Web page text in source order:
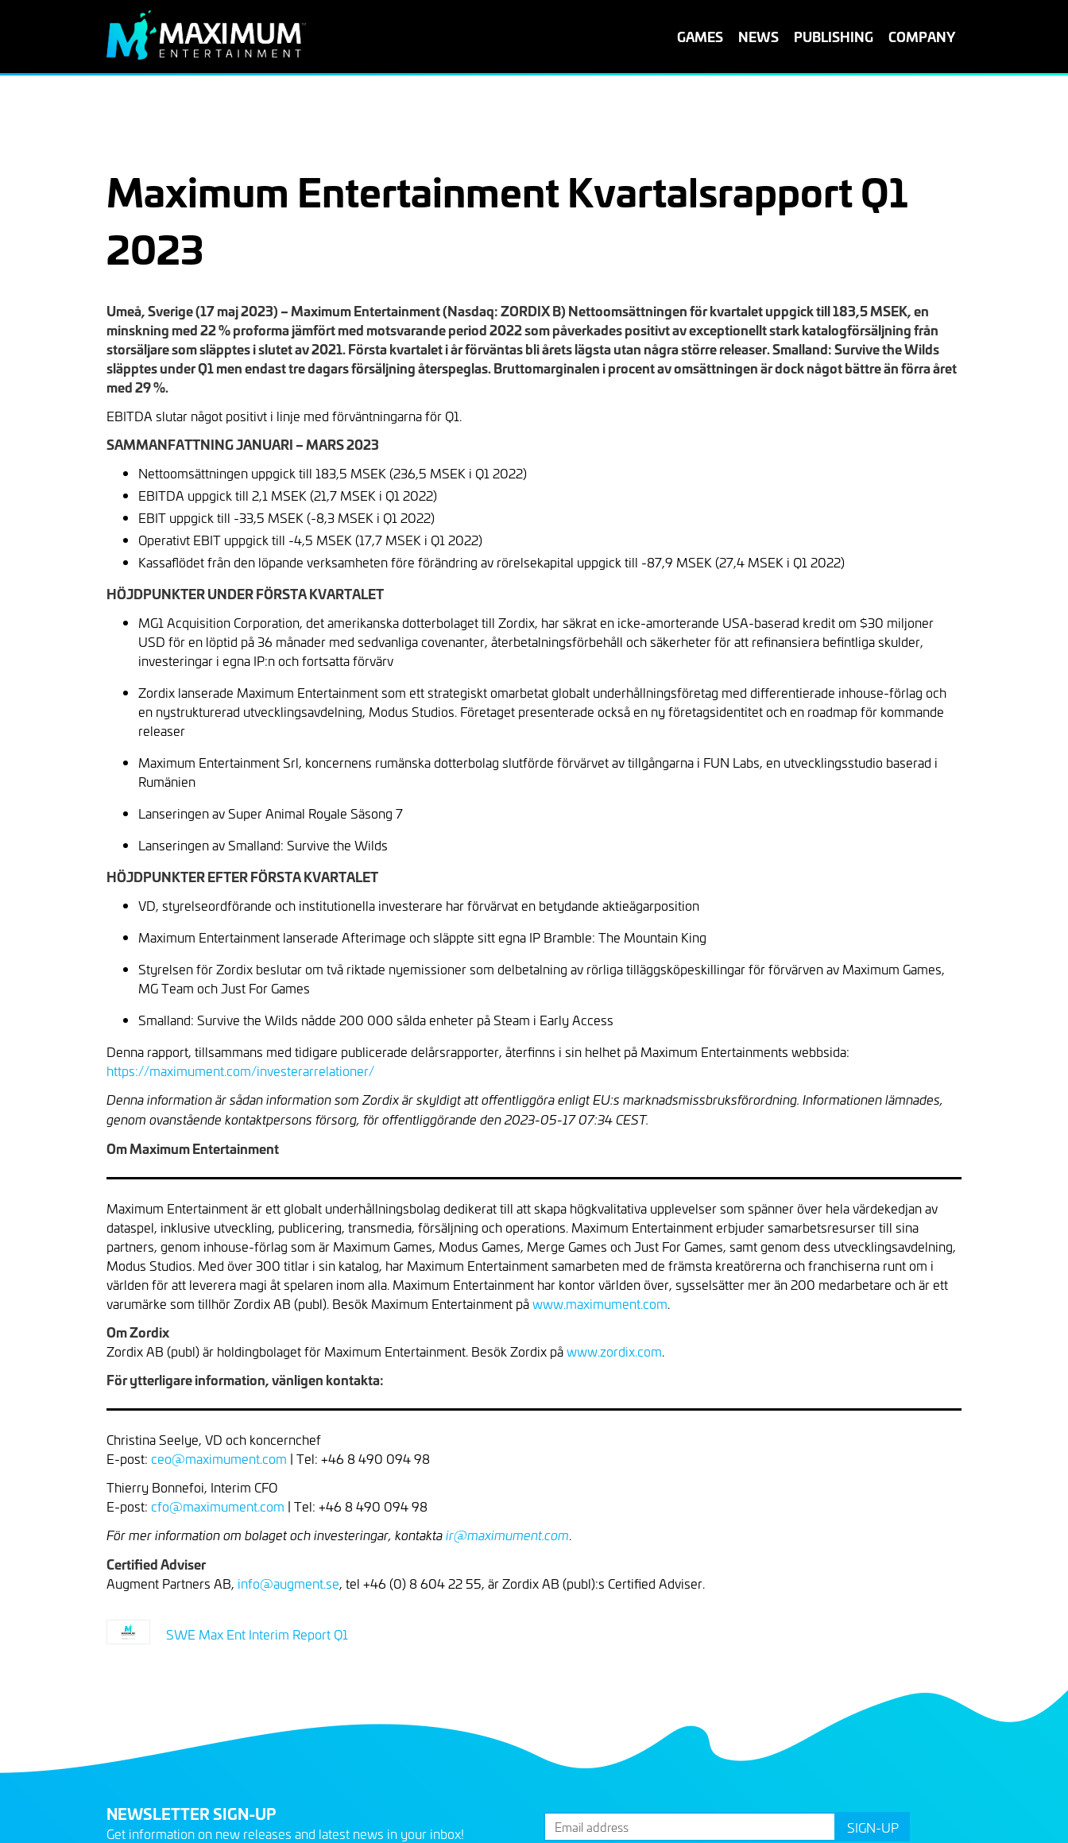
GAMES NEWS PUBLISHING COMPANY
Maximum Entertainment Kvartalsrapport Q1
2023
Umeå, Sverige (17 maj 2023) – Maximum Entertainment (Nasdaq: ZORDIX B) Nettoomsättningen för kvartalet uppgick till 183,5 MSEK, en
minskning med 22 % proforma jämfört med motsvarande period 2022 som påverkades positivt av exceptionellt stark katalogförsäljning från
storsäljare som släpptes i slutet av 2021. Första kvartalet i år förväntas bli årets lägsta utan några större releaser. Smalland: Survive the Wilds
släpptes under Q1 men endast tre dagars försäljning återspeglas. Bruttomarginalen i procent av omsättningen är dock något bättre än förra året
med 29 %.
EBITDA slutar något positivt i linje med förväntningarna för Q1.
SAMMANFATTNING JANUARI – MARS 2023
Nettoomsättningen uppgick till 183,5 MSEK (236,5 MSEK i Q1 2022)
EBITDA uppgick till 2,1 MSEK (21,7 MSEK i Q1 2022)
EBIT uppgick till -33,5 MSEK (-8,3 MSEK i Q1 2022)
Operativt EBIT uppgick till -4,5 MSEK (17,7 MSEK i Q1 2022)
Kassaflödet från den löpande verksamheten före förändring av rörelsekapital uppgick till -87,9 MSEK (27,4 MSEK i Q1 2022)
HÖJDPUNKTER UNDER FÖRSTA KVARTALET
MG1 Acquisition Corporation, det amerikanska dotterbolaget till Zordix, har säkrat en icke-amorterande USA-baserad kredit om $30 miljoner
USD för en löptid på 36 månader med sedvanliga covenanter, återbetalningsförbehåll och säkerheter för att refinansiera befintliga skulder,
investeringar i egna IP:n och fortsatta förvärv
Zordix lanserade Maximum Entertainment som ett strategiskt omarbetat globalt underhållningsföretag med differentierade inhouse-förlag och
en nystrukturerad utvecklingsavdelning, Modus Studios. Företaget presenterade också en ny företagsidentitet och en roadmap för kommande
releaser
Maximum Entertainment Srl, koncernens rumänska dotterbolag slutförde förvärvet av tillgångarna i FUN Labs, en utvecklingsstudio baserad i
Rumänien
Lanseringen av Super Animal Royale Säsong 7
Lanseringen av Smalland: Survive the Wilds
HÖJDPUNKTER EFTER FÖRSTA KVARTALET
VD, styrelseordförande och institutionella investerare har förvärvat en betydande aktieägarposition
Maximum Entertainment lanserade Afterimage och släppte sitt egna IP Bramble: The Mountain King
Styrelsen för Zordix beslutar om två riktade nyemissioner som delbetalning av rörliga tilläggsköpeskillingar för förvärven av Maximum Games,
MG Team och Just For Games
Smalland: Survive the Wilds nådde 200 000 sålda enheter på Steam i Early Access
Denna rapport, tillsammans med tidigare publicerade delårsrapporter, återfinns i sin helhet på Maximum Entertainments webbsida:
https://maximument.com/investerarrelationer/
Denna information är sådan information som Zordix är skyldigt att offentliggöra enligt EU:s marknadsmissbruksförordning. Informationen lämnades,
genom ovanstående kontaktpersons försorg, för offentliggörande den 2023-05-17 07:34 CEST.
Om Maximum Entertainment
Maximum Entertainment är ett globalt underhållningsbolag dedikerat till att skapa högkvalitativa upplevelser som spänner över hela värdekedjan av
dataspel, inklusive utveckling, publicering, transmedia, försäljning och operations. Maximum Entertainment erbjuder samarbetsresurser till sina
partners, genom inhouse-förlag som är Maximum Games, Modus Games, Merge Games och Just For Games, samt genom dess utvecklingsavdelning,
Modus Studios. Med över 300 titlar i sin katalog, har Maximum Entertainment samarbeten med de främsta kreatörerna och franchiserna runt om i
världen för att leverera magi åt spelaren inom alla. Maximum Entertainment har kontor världen över, sysselsätter mer än 200 medarbetare och är ett
varumärke som tillhör Zordix AB (publ). Besök Maximum Entertainment påwww.maximument.com.
Om Zordix
Zordix AB (publ) är holdingbolaget för Maximum Entertainment. Besök Zordix påwww.zordix.com.
För ytterligare information, vänligen kontakta:
Christina Seelye, VD och koncernchef
E-post: ceo@maximument.com | Tel: +46 8 490 094 98
Thierry Bonnefoi, Interim CFO
E-post: cfo@maximument.com | Tel: +46 8 490 094 98
För mer information om bolaget och investeringar, kontaktair@maximument.com.
Certified Adviser
Augment Partners AB, info@augment.se, tel +46 (0) 8 604 22 55, är Zordix AB (publ):s Certified Adviser.
SWE Max Ent Interim Report Q1
NEWSLETTER SIGN-UP
Get information on new releases and latest news in your inbox!